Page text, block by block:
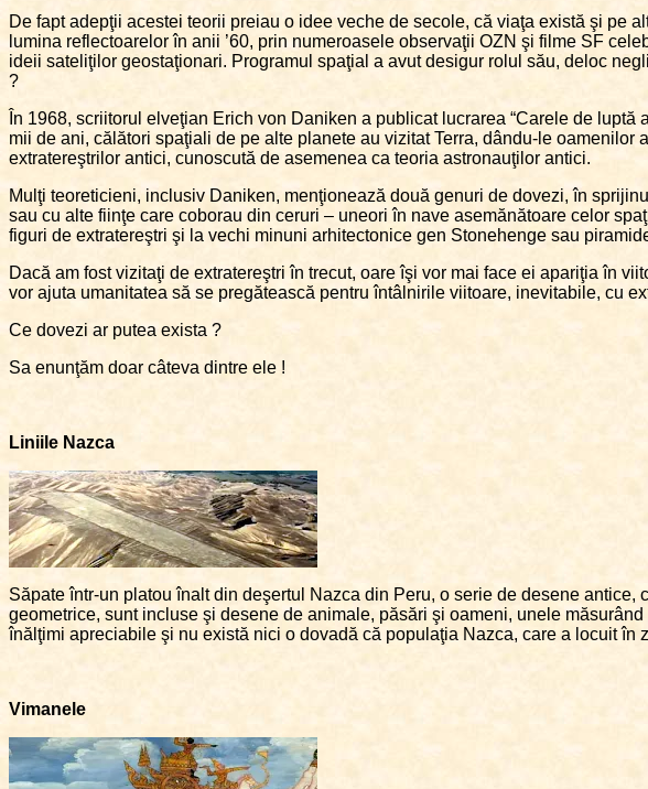
De fapt adepţii acestei teorii preiau o idee veche de secole, că viaţa există şi pe
lumina reflectoarelor în anii ’60, prin numeroasele observaţii OZN şi filme SF
ideii sateliţilor geostaţionari. Programul spaţial a avut desigur rolul său, deloc
?
În 1968, scriitorul elveţian Erich von Daniken a publicat lucrarea “Carele de
mii de ani, călători spaţiali de pe alte planete au vizitat Terra, dându-le
extratereştrilor antici, cunoscută de asemenea ca teoria astronauţilor antici.
Mulţi teoreticieni, inclusiv Daniken, menţionează două genuri de dovezi, în
sau cu alte fiinţe care coborau din ceruri – uneori în nave asemănătoare celor
figuri de extratereştri şi la vechi minuni arhitectonice gen Stonehenge sau
Dacă am fost vizitaţi de extratereştri în trecut, oare îşi vor mai face ei apariţia în
vor ajuta umanitatea să se pregătească pentru întâlnirile viitoare, inevitabile, cu
Ce dovezi ar putea exista ?
Sa enunţăm doar câteva dintre ele !
Liniile Nazca
Săpate într-un platou înalt din deşertul Nazca din Peru, o serie de desene
geometrice, sunt incluse şi desene de animale, păsări şi oameni, unele
înălţimi apreciabile şi nu există nici o dovadă că populaţia Nazca, care a locuit în
Vimanele